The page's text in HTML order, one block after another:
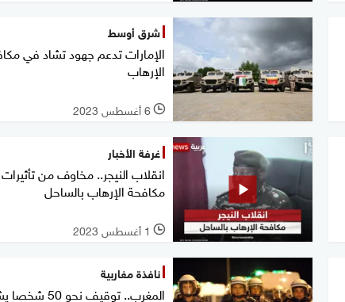
شرق أوسط
الإمارات تدعم جهود تشاد في
الإرهاب
l 6 أغسطس 2023
غرفة الأخبار
انقلاب النيجر.. مخاوف من
مكافحة الإرهاب بالساحل
l 1 أغسطس 2023
نافذة مغاربية
المغرب.. توقيف نحو